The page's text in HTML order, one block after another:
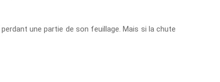
une partie de son feuillage. Mais si la chute